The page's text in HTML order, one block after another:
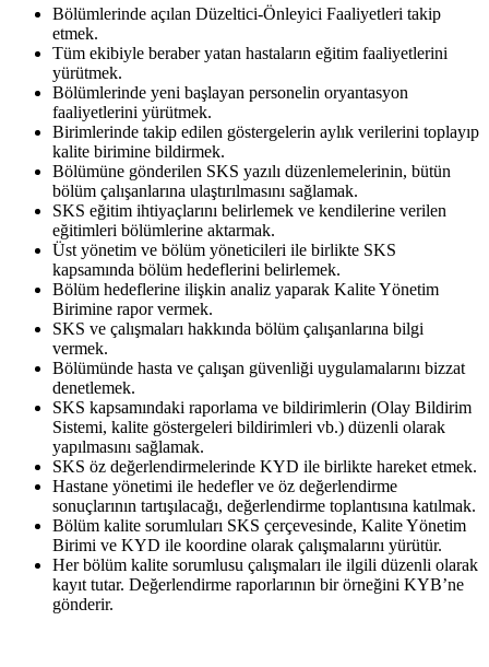
Bölümlerinde açılan Düzeltici-Önleyici Faaliyetleri takip
etmek.
Tüm ekibiyle beraber yatan hastaların eğitim faaliyetlerini
yürütmek.
Bölümlerinde yeni başlayan personelin oryantasyon
faaliyetlerini yürütmek.
Birimlerinde takip edilen göstergelerin aylık verilerini toplayıp
kalite birimine bildirmek.
Bölümüne gönderilen SKS yazılı düzenlemelerinin, bütün
bölüm çalışanlarına ulaştırılmasını sağlamak.
SKS eğitim ihtiyaçlarını belirlemek ve kendilerine verilen
eğitimleri bölümlerine aktarmak.
Üst yönetim ve bölüm yöneticileri ile birlikte SKS
kapsamında bölüm hedeflerini belirlemek.
Bölüm hedeflerine ilişkin analiz yaparak Kalite Yönetim
Birimine rapor vermek.
SKS ve çalışmaları hakkında bölüm çalışanlarına bilgi
vermek.
Bölümünde hasta ve çalışan güvenliği uygulamalarını bizzat
denetlemek.
SKS kapsamındaki raporlama ve bildirimlerin (Olay Bildirim
Sistemi, kalite göstergeleri bildirimleri vb.) düzenli olarak
yapılmasını sağlamak.
SKS öz değerlendirmelerinde KYD ile birlikte hareket etmek.
Hastane yönetimi ile hedefler ve öz değerlendirme
sonuçlarının tartışılacağı, değerlendirme toplantısına katılmak.
Bölüm kalite sorumluları SKS çerçevesinde, Kalite Yönetim
Birimi ve KYD ile koordine olarak çalışmalarını yürütür.
Her bölüm kalite sorumlusu çalışmaları ile ilgili düzenli olarak
kayıt tutar. Değerlendirme raporlarının bir örneğini KYB’ne
gönderir.